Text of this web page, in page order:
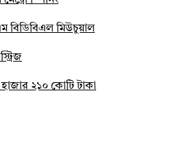
বিডিবিএল মিউচুয়াল
২১০ কোটি টাকা